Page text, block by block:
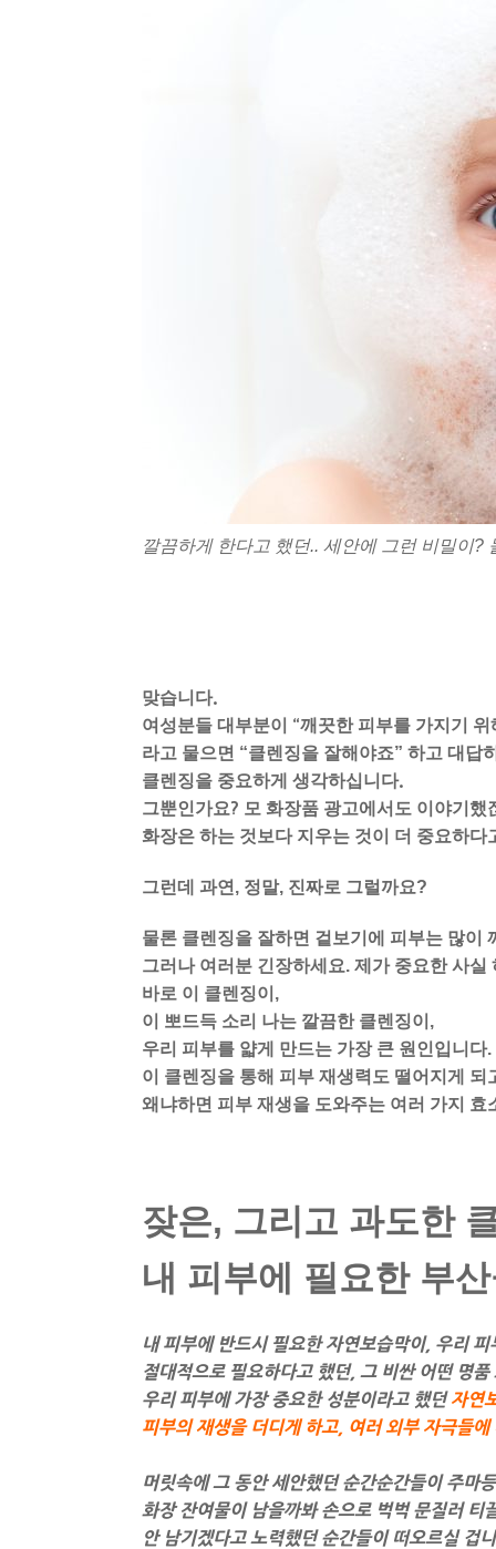
깔끔하게 한다고 했던.. 세안에 그런 비밀이?
맞습니다.
여성분들 대부분이 “깨끗한 피부를 가지기
라고 물으면 “클렌징을 잘해야죠” 하고 대답
클렌징을 중요하게 생각하십니다.
그뿐인가요? 모 화장품 광고에서도 이야기했
화장은 하는 것보다 지우는 것이 더 중요하다
그런데 과연, 정말, 진짜로 그럴까요?
물론 클렌징을 잘하면 겉보기에 피부는 많이
그러나 여러분 긴장하세요. 제가 중요한 사실
바로 이 클렌징이,
이 뽀드득 소리 나는 깔끔한 클렌징이,
우리 피부를 얇게 만드는 가장 큰 원인입니다.
이 클렌징을 통해 피부 재생력도 떨어지게 되
왜냐하면 피부 재생을 도와주는 여러 가지
잦은, 그리고 과도한
내 피부에 필요한 부
내 피부에 반드시 필요한 자연보습막이, 우리 피
절대적으로 필요하다고 했던, 그 비싼 어떤 명품
우리 피부에 가장 중요한 성분이라고 했던 자연
피부의 재생을 더디게 하고, 여러 외부 자극들
머릿속에 그 동안 세안했던 순간순간들이 주마
화장 잔여물이 남을까봐 손으로 벅벅 문질러 티
안 남기겠다고 노력했던 순간들이 떠오르실 겁